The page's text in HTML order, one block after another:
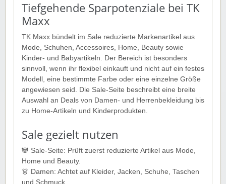
Tiefgehende Sparpotenziale bei TK
Maxx
TK Maxx bündelt im Sale reduzierte Markenartikel aus
Mode, Schuhen, Accessoires, Home, Beauty sowie
Kinder- und Babyartikeln. Der Bereich ist besonders
sinnvoll, wenn ihr flexibel einkauft und nicht auf ein festes
Modell, eine bestimmte Farbe oder eine einzelne Größe
angewiesen seid. Die Sale-Seite beschreibt eine breite
Auswahl an Deals von Damen- und Herrenbekleidung bis
zu Home-Artikeln und Kinderprodukten.
Sale gezielt nutzen
🐼 Sale-Seite: Prüft zuerst reduzierte Artikel aus Mode,
Home und Beauty.
👗 Damen: Achtet auf Kleider, Jacken, Schuhe, Taschen
und Schmuck.